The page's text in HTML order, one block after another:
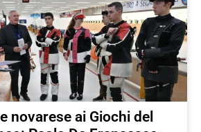
novarese ai Giochi del